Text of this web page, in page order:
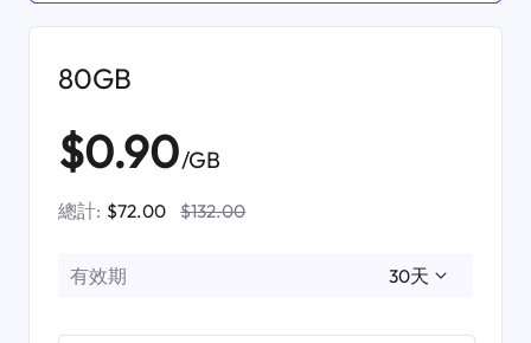
80GB
$0.90/GB
總計: $72.00 $132.00
有效期